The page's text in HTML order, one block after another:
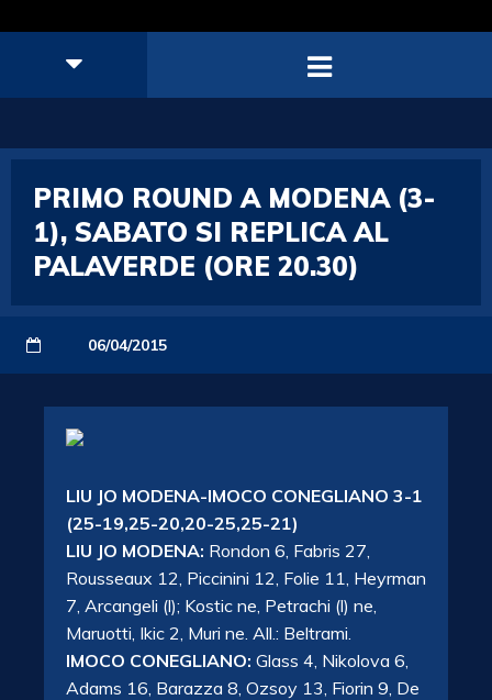
PRIMO ROUND A MODENA (3-
1), SABATO SI REPLICA AL
PALAVERDE (ORE 20.30)
06/04/2015
LIU JO MODENA-IMOCO CONEGLIANO 3-1
(25-19,25-20,20-25,25-21)
LIU JO MODENA: Rondon 6, Fabris 27,
Rousseaux 12, Piccinini 12, Folie 11, Heyrman
7, Arcangeli (l); Kostic ne, Petrachi (l) ne,
Maruotti, Ikic 2, Muri ne. All.: Beltrami.
IMOCO CONEGLIANO: Glass 4, Nikolova 6,
Adams 16, Barazza 8, Ozsoy 13, Fiorin 9, De